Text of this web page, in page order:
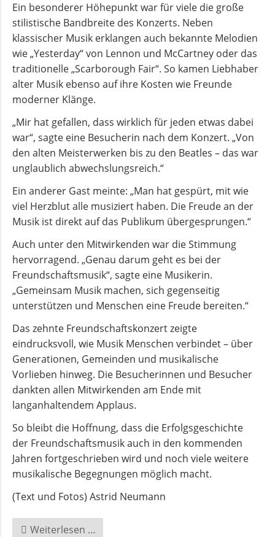
Ein besonderer Höhepunkt war für viele die große
stilistische Bandbreite des Konzerts. Neben
klassischer Musik erklangen auch bekannte Melodien
wie „Yesterday“ von Lennon und McCartney oder das
traditionelle „Scarborough Fair“. So kamen Liebhaber
alter Musik ebenso auf ihre Kosten wie Freunde
moderner Klänge.
„Mir hat gefallen, dass wirklich für jeden etwas dabei
war“, sagte eine Besucherin nach dem Konzert. „Von
den alten Meisterwerken bis zu den Beatles – das war
unglaublich abwechslungsreich.“
Ein anderer Gast meinte: „Man hat gespürt, mit wie
viel Herzblut alle musiziert haben. Die Freude an der
Musik ist direkt auf das Publikum übergesprungen.“
Auch unter den Mitwirkenden war die Stimmung
hervorragend. „Genau darum geht es bei der
Freundschaftsmusik“, sagte eine Musikerin.
„Gemeinsam Musik machen, sich gegenseitig
unterstützen und Menschen eine Freude bereiten.“
Das zehnte Freundschaftskonzert zeigte
eindrucksvoll, wie Musik Menschen verbindet – über
Generationen, Gemeinden und musikalische
Vorlieben hinweg. Die Besucherinnen und Besucher
dankten allen Mitwirkenden am Ende mit
langanhaltendem Applaus.
So bleibt die Hoffnung, dass die Erfolgsgeschichte
der Freundschaftsmusik auch in den kommenden
Jahren fortgeschrieben wird und noch viele weitere
musikalische Begegnungen möglich macht.
(Text und Fotos) Astrid Neumann
Weiterlesen …